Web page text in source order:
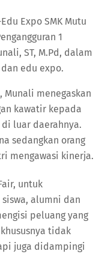
ST, M.Pd, dalam
edu expo.
menegaskan
kawatir kepada
luar daerahnya.
sedangkan orang
mengawasi kinerja.
untuk
alumni dan
peluang yang
tidak
juga didampingi